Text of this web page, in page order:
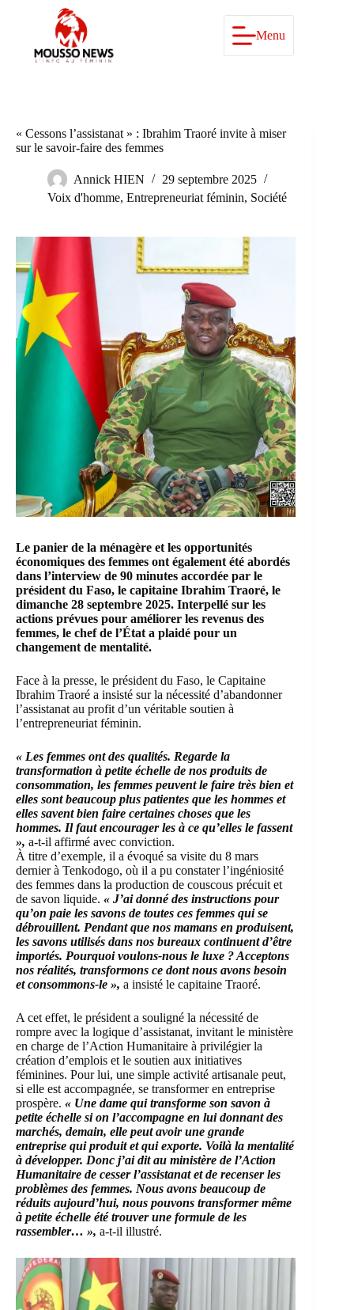
Menu
« Cessons l’assistanat » : Ibrahim Traoré invite à miser
sur le savoir-faire des femmes
Annick HIEN
29 septembre 2025
Voix d'homme, Entrepreneuriat féminin, Société
Le panier de la ménagère et les opportunités
économiques des femmes ont également été abordés
dans l’interview de 90 minutes accordée par le
président du Faso, le capitaine Ibrahim Traoré, le
dimanche 28 septembre 2025. Interpellé sur les
actions prévues pour améliorer les revenus des
femmes, le chef de l’État a plaidé pour un
changement de mentalité.
Face à la presse, le président du Faso, le Capitaine
Ibrahim Traoré a insisté sur la nécessité d’abandonner
l’assistanat au profit d’un véritable soutien à
l’entrepreneuriat féminin.
« Les femmes ont des qualités. Regarde la
transformation à petite échelle de nos produits de
consommation, les femmes peuvent le faire très bien et
elles sont beaucoup plus patientes que les hommes et
elles savent bien faire certaines choses que les
hommes. Il faut encourager les à ce qu’elles le fassent
», a-t-il affirmé avec conviction.
À titre d’exemple, il a évoqué sa visite du 8 mars
dernier à Tenkodogo, où il a pu constater l’ingéniosité
des femmes dans la production de couscous précuit et
de savon liquide. « J’ai donné des instructions pour
qu’on paie les savons de toutes ces femmes qui se
débrouillent. Pendant que nos mamans en produisent,
les savons utilisés dans nos bureaux continuent d’être
importés. Pourquoi voulons-nous le luxe ? Acceptons
nos réalités, transformons ce dont nous avons besoin
et consommons-le », a insisté le capitaine Traoré.
A cet effet, le président a souligné la nécessité de
rompre avec la logique d’assistanat, invitant le ministère
en charge de l’Action Humanitaire à privilégier la
création d’emplois et le soutien aux initiatives
féminines. Pour lui, une simple activité artisanale peut,
si elle est accompagnée, se transformer en entreprise
prospère. « Une dame qui transforme son savon à
petite échelle si on l’accompagne en lui donnant des
marchés, demain, elle peut avoir une grande
entreprise qui produit et qui exporte. Voilà la mentalité
à développer. Donc j’ai dit au ministère de l’Action
Humanitaire de cesser l’assistanat et de recenser les
problèmes des femmes. Nous avons beaucoup de
réduits aujourd’hui, nous pouvons transformer même
à petite échelle été trouver une formule de les
rassembler… », a-t-il illustré.